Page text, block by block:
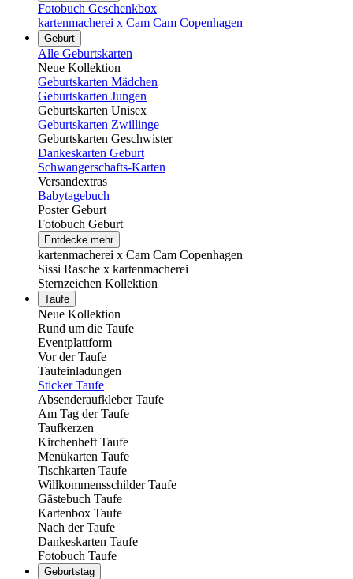
Fotobuch Geschenkbox
kartenmacherei x Cam Cam Copenhagen
Geburt
Alle Geburtskarten
Neue Kollektion
Geburtskarten Mädchen
Geburtskarten Jungen
Geburtskarten Unisex
Geburtskarten Zwillinge
Geburtskarten Geschwister
Dankeskarten Geburt
Schwangerschafts-Karten
Versandextras
Babytagebuch
Poster Geburt
Fotobuch Geburt
Entdecke mehr
kartenmacherei x Cam Cam Copenhagen
Sissi Rasche x kartenmacherei
Sternzeichen Kollektion
Taufe
Neue Kollektion
Rund um die Taufe
Eventplattform
Vor der Taufe
Taufeinladungen
Sticker Taufe
Absenderaufkleber Taufe
Am Tag der Taufe
Taufkerzen
Kirchenheft Taufe
Menükarten Taufe
Tischkarten Taufe
Willkommensschilder Taufe
Gästebuch Taufe
Kartenbox Taufe
Nach der Taufe
Dankeskarten Taufe
Fotobuch Taufe
Geburtstag